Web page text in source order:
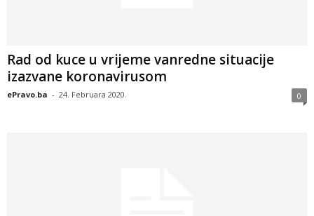
Rad od kuce u vrijeme vanredne situacije
izazvane koronavirusom
ePravo.ba - 24. Februara 2020. 0